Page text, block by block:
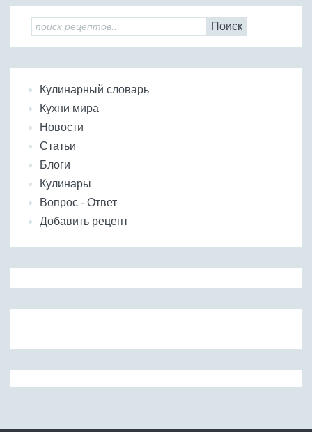
Поиск
Кулинарный словарь
Кухни мира
Новости
Статьи
Блоги
Кулинары
Вопрос - Ответ
Добавить рецепт